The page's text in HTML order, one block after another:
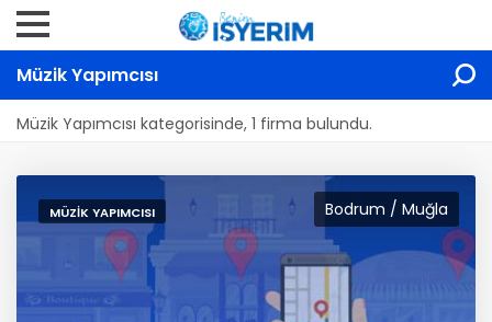
Müzik Yapımcısı
Müzik Yapımcısı kategorisinde, 1 firma bulundu.
Bodrum / Muğla
MÜZIK YAPIMCISI